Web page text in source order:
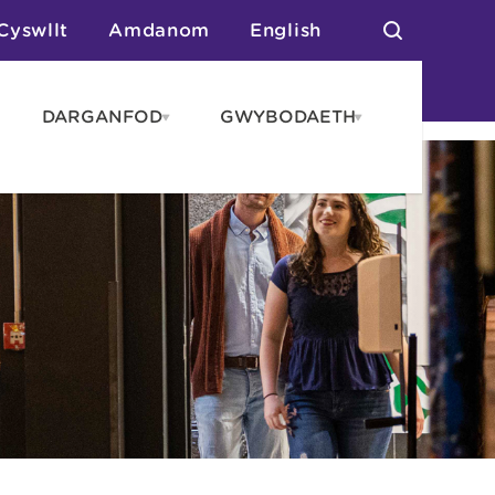
Amdanom English
Arlwyo
a Gwersylla
o Leoedd
DARGANFODOpen
GWYBODAETHOpen